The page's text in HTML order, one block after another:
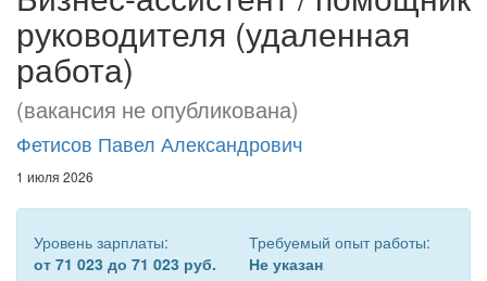
руководителя (удаленная
работа)
(вакансия не опубликована)
Фетисов Павел Александрович
1 июля 2026
Уровень зарплаты:
от 71 023 до 71 023 руб.
Требуемый опыт работы:
Не указан